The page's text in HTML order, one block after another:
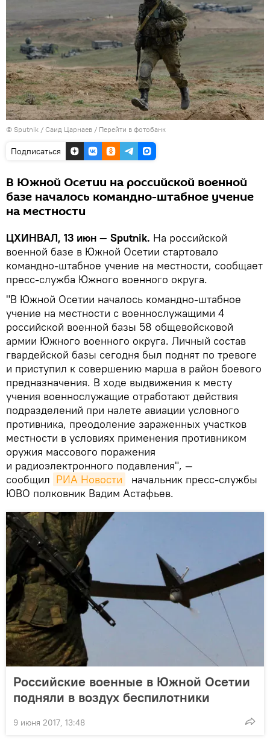
© Sputnik / Саид Царнаев / Перейти в фотобанк
Подписаться
В Южной Осетии на российской военной
базе началось командно-штабное учение
на местности
ЦХИНВАЛ, 13 июн — Sputnik. На российской
военной базе в Южной Осетии стартовало
командно-штабное учение на местности, сообщает
пресс-служба Южного военного округа.
"В Южной Осетии началось командно-штабное
учение на местности с военнослужащими 4
российской военной базы 58 общевойсковой
армии Южного военного округа. Личный состав
гвардейской базы сегодня был поднят по тревоге
и приступил к совершению марша в район боевого
предназначения. В ходе выдвижения к месту
учения военнослужащие отработают действия
подразделений при налете авиации условного
противника, преодоление зараженных участков
местности в условиях применения противником
оружия массового поражения
и радиоэлектронного подавления", —
сообщил РИА Новости
начальник пресс-службы
ЮВО полковник Вадим Астафьев.
Российские военные в Южной Осетии
подняли в воздух беспилотники
9 июня 2017, 13:48